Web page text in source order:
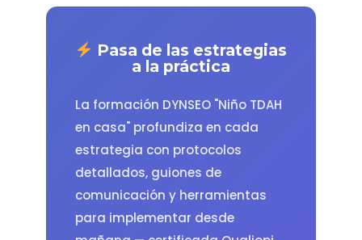
Pasa de las estrategias
a la práctica
La formación DYNSEO "Niño TDAH
en casa" profundiza en cada
estrategia con protocolos
detallados, guiones de
comunicación y herramientas
para implementar desde